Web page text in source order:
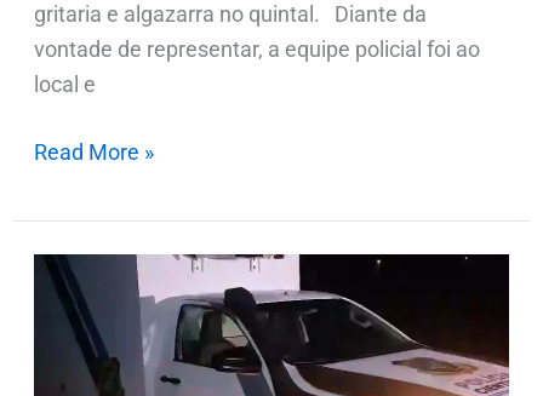
gritaria e algazarra no quintal. Diante da
vontade de representar, a equipe policial foi ao
local e
Read More »
Briga
após
acidente